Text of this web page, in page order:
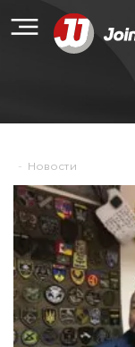
- Новости